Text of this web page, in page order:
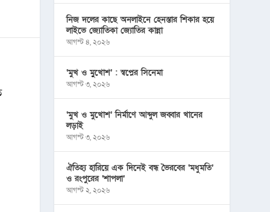
নিজ দলের কাছে অনলাইনে হেনস্তার শিকার হয়ে
লাইভে জ্যোতিকা জ্যোতির কান্না
আগস্ট ৪, ২০২৬
‘মুখ ও মু্খোশ’ : স্বপ্নের সিনেমা
আগস্ট ৩, ২০২৬
‘মুখ ও মুখোশ’ নির্মাণে আব্দুল জব্বার খানের
লড়াই
আগস্ট ৩, ২০২৬
ঐতিহ্য হারিয়ে এক দিনেই বন্ধ ভৈরবের ‘মধুমতি’
ও রংপুরের ‘শাপলা’
আগস্ট ২, ২০২৬